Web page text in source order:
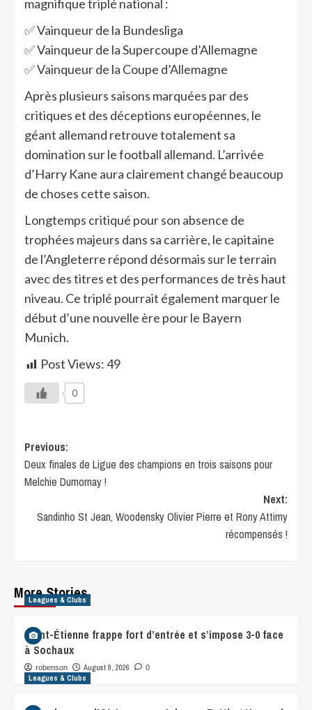
magnifique triplé national :
✅ Vainqueur de la Bundesliga
✅ Vainqueur de la Supercoupe d’Allemagne
✅ Vainqueur de la Coupe d’Allemagne
Après plusieurs saisons marquées par des
critiques et des déceptions européennes, le
géant allemand retrouve totalement sa
domination sur le football allemand. L’arrivée
d’Harry Kane aura clairement changé beaucoup
de choses cette saison.
Longtemps critiqué pour son absence de
trophées majeurs dans sa carrière, le capitaine
de l’Angleterre répond désormais sur le terrain
avec des titres et des performances de très haut
niveau. Ce triplé pourrait également marquer le
début d’une nouvelle ère pour le Bayern
Munich.
Post Views:49
0
Previous:
Deux finales de Ligue des champions en trois saisons pour
Melchie Dumornay !
Next:
Sandinho St Jean, Woodensky Olivier Pierre et Rony Attimy
récompensés !
More Stories
Leagues & Clubs
Saint-Étienne frappe fort d’entrée et s’impose 3-0 face
à Sochaux
robenson August 9, 2026 0
Leagues & Clubs